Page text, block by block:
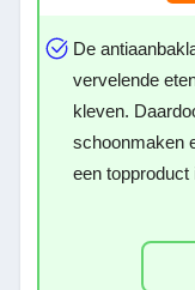
De
vervelende
kleven.
schoonmaken
een topproduct